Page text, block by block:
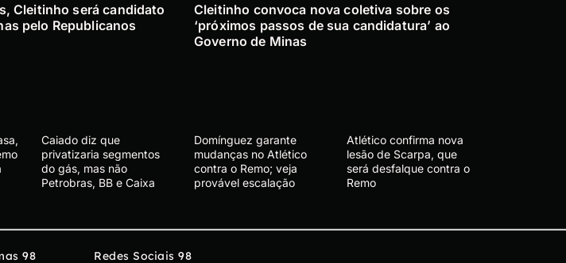
Cleitinho será candidato
pelo Republicanos
Cleitinho convoca nova coletiva sobre os
‘próximos passos de sua candidatura’ ao
Governo de Minas
Caiado diz que
privatizaria segmentos
do gás, mas não
Petrobras, BB e Caixa
Domínguez garante
mudanças no Atlético
contra o Remo; veja
provável escalação
Atlético confirma nova
lesão de Scarpa, que
será desfalque contra o
Remo
98
Redes Sociais 98